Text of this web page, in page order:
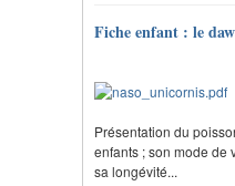
Fiche enfant : le
Présentation du
enfants ; son mode de
sa longévité...